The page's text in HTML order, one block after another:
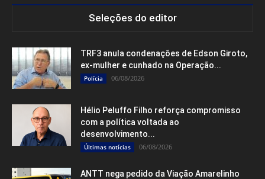
Seleções do editor
TRF3 anula condenações de Edson Giroto,
ex-mulher e cunhado na Operação...
Polícia 06/08/2026
Hélio Peluffo Filho reforça compromisso
com a política voltada ao
desenvolvimento...
Últimas notícias 06/08/2026
ANTT nega pedido da Viação Amarelinho